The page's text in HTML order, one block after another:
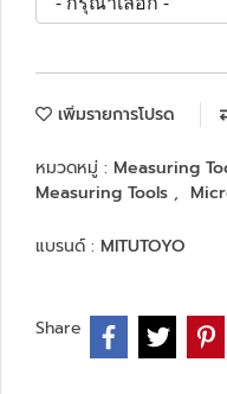
เพิ่มรายการโปรด
หมวดหมู่ : Measuring
Measuring Tools ,
แบรนด์ : MITUTOYO
Share